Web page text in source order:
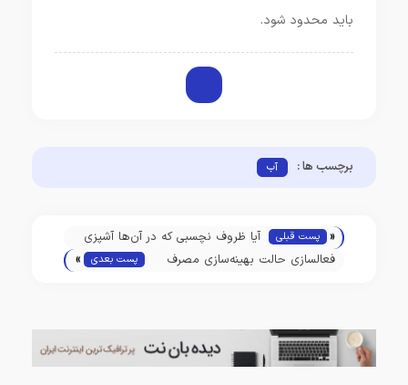
باید محدود شود.
برچسب ها : آب
« پست قبلی
آیا ظروف نچسبی که در آن‌ها آشپزی
می‌کنیم ایمن هستند؟
فعالسازی حالت بهینه‌سازی مصرف
پست بعدی »